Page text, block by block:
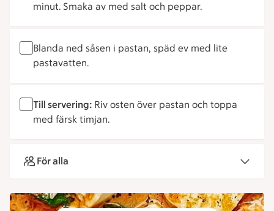
minut. Smaka av med salt och peppar.
Blanda ned såsen i pastan, späd ev med lite
pastavatten.
Till servering: Riv osten över pastan och toppa
med färsk timjan.
För alla